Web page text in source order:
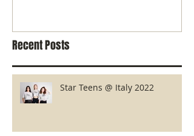
Recent Posts
Star Teens @ Italy 2022